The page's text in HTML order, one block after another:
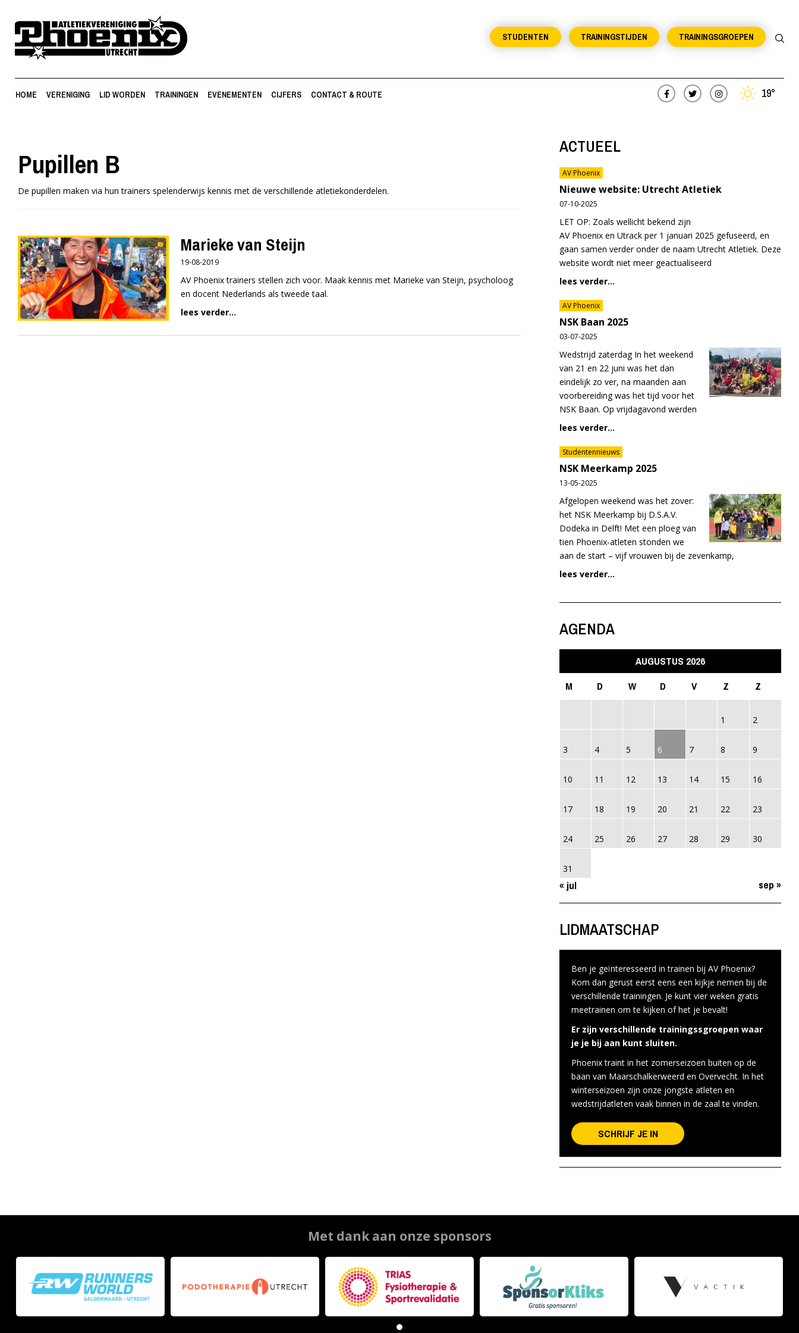
TRAININGSGROEPEN
TRAININGSTIJDEN
STUDENTEN
HOME VERENIGING LID WORDEN TRAININGEN EVENEMENTEN CIJFERS CONTACT & ROUTE 19°
Pupillen B
De pupillen maken via hun trainers spelenderwijs kennis met de verschillende atletiekonderdelen.
Marieke van Steijn
19-08-2019
AV Phoenix trainers stellen zich voor. Maak kennis met Marieke van Steijn, psycholoog
en docent Nederlands als tweede taal.
lees verder...
ACTUEEL
AV Phoenix
Nieuwe website: Utrecht Atletiek
07-10-2025
LET OP: Zoals wellicht bekend zijn
AV Phoenix en Utrack per 1 januari 2025 gefuseerd, en
gaan samen verder onder de naam Utrecht Atletiek. Deze
website wordt niet meer geactualiseerd
lees verder...
AV Phoenix
NSK Baan 2025
03-07-2025
Wedstrijd zaterdag In het weekend
van 21 en 22 juni was het dan
eindelijk zo ver, na maanden aan
voorbereiding was het tijd voor het
NSK Baan. Op vrijdagavond werden
lees verder...
Studentennieuws
NSK Meerkamp 2025
13-05-2025
Afgelopen weekend was het zover:
het NSK Meerkamp bij D.S.A.V.
Dodeka in Delft! Met een ploeg van
tien Phoenix-atleten stonden we
aan de start – vijf vrouwen bij de zevenkamp,
lees verder...
AGENDA
AUGUSTUS 2026
M
D W D V Z Z
1 2
3 4 5 6 7 8 9
10 11 12 13 14 15 16
17 18 19 20 21 22 23
24 25 26 27 28 29 30
31
« jul sep »
LIDMAATSCHAP
Ben je geïnteresseerd in trainen bij AV Phoenix?
Kom dan gerust eerst eens een kijkje nemen bij de
verschillende trainingen. Je kunt vier weken gratis
meetrainen om te kijken of het je bevalt!
Er zijn verschillende trainingssgroepen waar
je je bij aan kunt sluiten.
Phoenix traint in het zomerseizoen buiten op de
baan van Maarschalkerweerd en Overvecht. In het
winterseizoen zijn onze jongste atleten en
wedstrijdatleten vaak binnen in de zaal te vinden.
SCHRIJF JE IN
Met dank aan onze sponsors